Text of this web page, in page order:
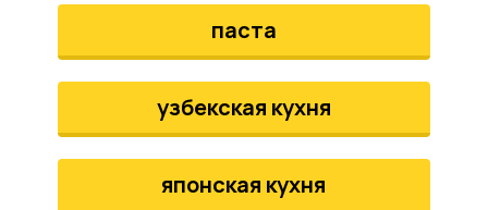
паста
узбекская кухня
японская кухня